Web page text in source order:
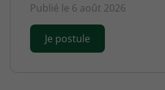
Publié le 6 août 2026
Je postule